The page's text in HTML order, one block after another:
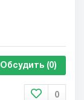
Обсудить (0)
0